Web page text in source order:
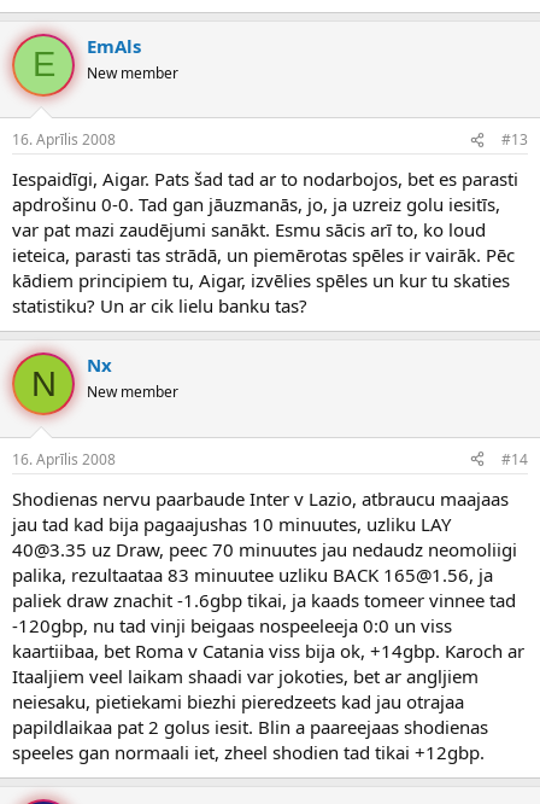
E EmAls
New member
16. Aprīlis 2008 #13
Iespaidīgi, Aigar. Pats šad tad ar to nodarbojos, bet es parasti
apdrošinu 0-0. Tad gan jāuzmanās, jo, ja uzreiz golu iesitīs,
var pat mazi zaudējumi sanākt. Esmu sācis arī to, ko loud
ieteica, parasti tas strādā, un piemērotas spēles ir vairāk. Pēc
kādiem principiem tu, Aigar, izvēlies spēles un kur tu skaties
statistiku? Un ar cik lielu banku tas?
N Nx
New member
16. Aprīlis 2008 #14
Shodienas nervu paarbaude Inter v Lazio, atbraucu maajaas
jau tad kad bija pagaajushas 10 minuutes, uzliku LAY
40@3.35 uz Draw, peec 70 minuutes jau nedaudz neomoliigi
palika, rezultaataa 83 minuutee uzliku BACK 165@1.56, ja
paliek draw znachit -1.6gbp tikai, ja kaads tomeer vinnee tad
-120gbp, nu tad vinji beigaas nospeeleeja 0:0 un viss
kaartiibaa, bet Roma v Catania viss bija ok, +14gbp. Karoch ar
Itaaljiem veel laikam shaadi var jokoties, bet ar angljiem
neiesaku, pietiekami biezhi pieredzeets kad jau otrajaa
papildlaikaa pat 2 golus iesit. Blin a paareejaas shodienas
speeles gan normaali iet, zheel shodien tad tikai +12gbp.